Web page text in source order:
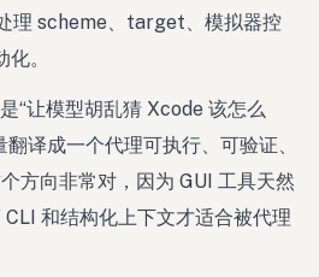
理 scheme、target、模拟器控
。
“让模型胡乱猜 Xcode 该怎么
译成一个代理可执行、可验证、
方向非常对，因为 GUI 工具天然
和结构化上下文才适合被代理